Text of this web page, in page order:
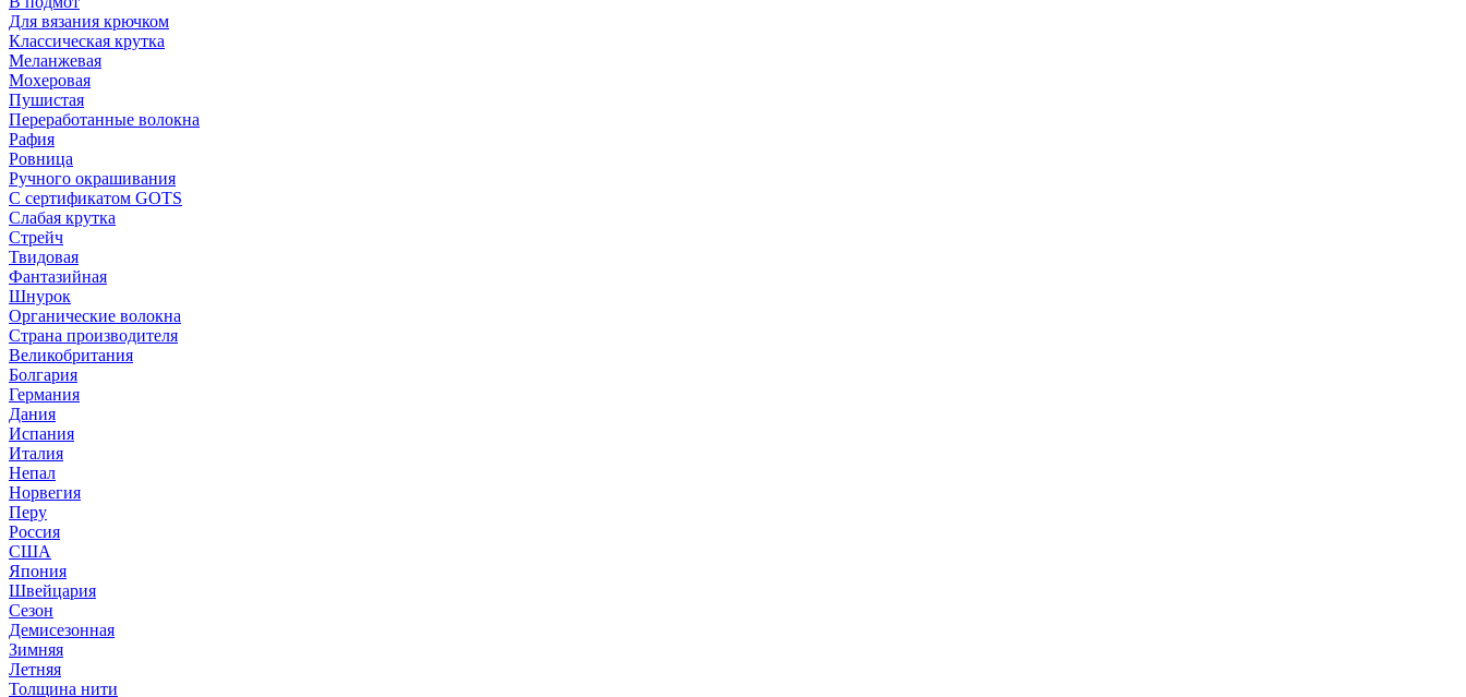
Для вязания крючком
Классическая крутка
Меланжевая
Мохеровая
Пушистая
Переработанные волокна
Рафия
Ровница
Ручного окрашивания
С сертификатом GOTS
Слабая крутка
Стрейч
Твидовая
Фантазийная
Шнурок
Органические волокна
Страна производителя
Великобритания
Болгария
Германия
Дания
Испания
Италия
Непал
Норвегия
Перу
Россия
США
Япония
Швейцария
Сезон
Демисезонная
Зимняя
Летняя
Толщина нити